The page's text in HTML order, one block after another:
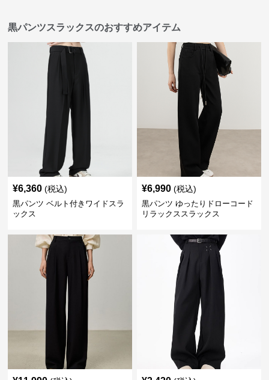
黒パンツスラックスのおすすめアイテム
¥6,360 (税込)
黒パンツ ベルト付きワイドスラ
ックス
¥6,990 (税込)
黒パンツ ゆったりドローコード
リラックススラックス